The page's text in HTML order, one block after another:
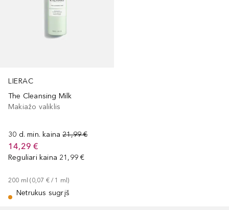
LIERAC
The Cleansing Milk
Makiažo valiklis
30 d. min. kaina 21,99 €
14,29 €
Reguliari kaina 21,99 €
200 ml (0,07 € / 1 ml)
Netrukus sugrįš